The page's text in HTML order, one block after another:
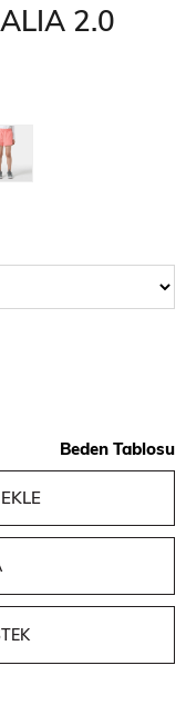
2.0
Beden Tablosu